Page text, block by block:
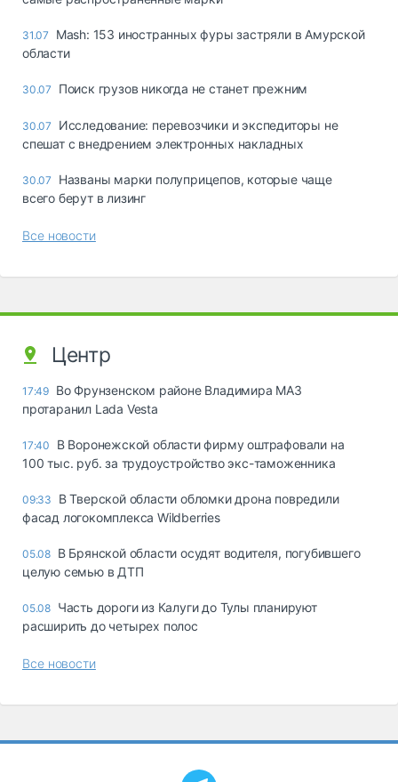
31.07
Mash: 153 иностранных фуры застряли в Амурской
области
30.07 Поиск грузов никогда не станет прежним
30.07
Исследование: перевозчики и экспедиторы не
спешат с внедрением электронных накладных
30.07
Названы марки полуприцепов, которые чаще
всего берут в лизинг
Все новости
Центр
17:49 Во Фрунзенском районе Владимира МАЗ
протаранил Lada Vesta
17:40
В Воронежской области фирму оштрафовали на
100 тыс. руб. за трудоустройство экс-таможенника
09:33
В Тверской области обломки дрона повредили
фасад логокомплекса Wildberries
05.08 В Брянской области осудят водителя, погубившего
целую семью в ДТП
05.08 Часть дороги из Калуги до Тулы планируют
расширить до четырех полос
Все новости